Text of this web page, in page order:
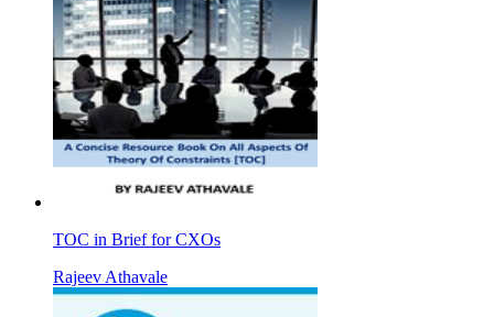
TOC in Brief for CXOs
Rajeev Athavale